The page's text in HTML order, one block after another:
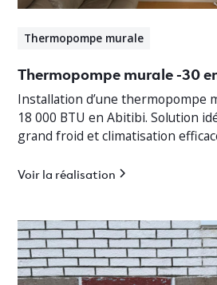
Thermopompe murale
Thermopompe murale -30
Installation d’une thermopompe
18 000 BTU en Abitibi. Solution
grand froid et climatisation
Voir la réalisation